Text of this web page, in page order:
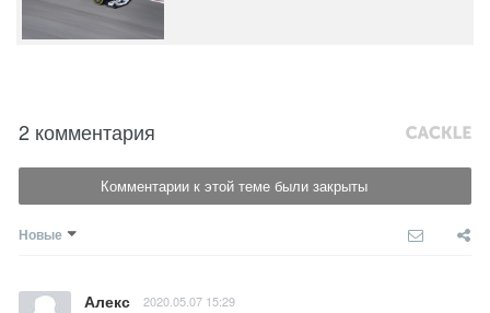
2 комментария
Комментарии к этой теме были закрыты
Новые
Алекс 2020.05.07 15:29